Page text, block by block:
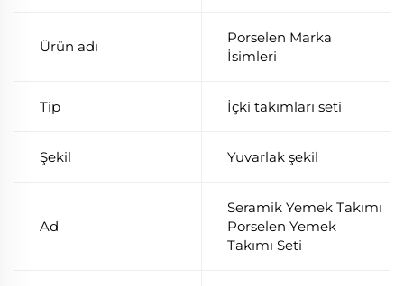
Ürün adı
Porselen Marka
İsimleri
Tip İçki takımları seti
Şekil Yuvarlak şekil
Ad
Seramik Yemek Takımı
Porselen Yemek
Takımı Seti